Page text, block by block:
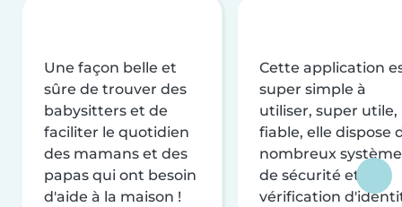
Une façon belle et
sûre de trouver des
babysitters et de
faciliter le quotidien
des mamans et des
papas qui ont besoin
d'aide à la maison !
Cette application
super simple à
utiliser, super utile,
fiable, elle dispose
nombreux
de sécurité et de
vérification